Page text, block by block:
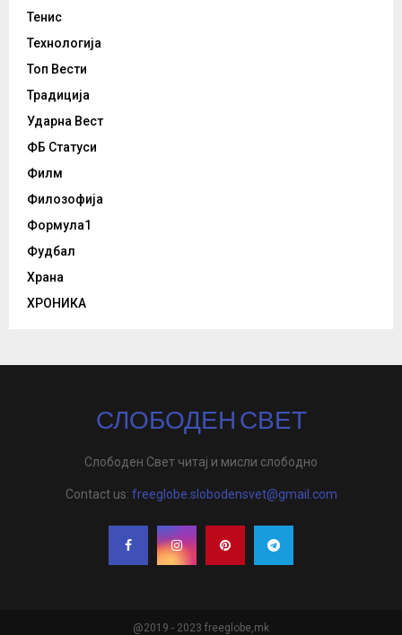
Тенис
Технологија
Топ Вести
Традиција
Ударна Вест
ФБ Статуси
Филм
Филозофија
Формула1
Фудбал
Храна
ХРОНИКА
СЛОБОДЕН СВЕТ
Слободен Свет читај и мисли слободно
Contact us: freeglobe.slobodensvet@gmail.com
@2019 - 2023 freeglobe,mk